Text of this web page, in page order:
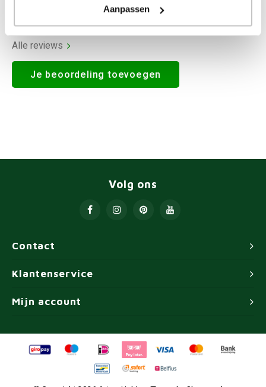
Aanpassen
Alle reviews
Je beoordeling toevoegen
Contact
Volg ons
Klantenservice
Mijn account